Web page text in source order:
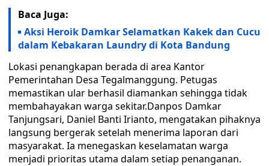
Baca Juga:
Aksi Heroik Damkar Selamatkan Kakek dan Cucu
dalam Kebakaran Laundry di Kota Bandung
Lokasi penangkapan berada di area Kantor
Pemerintahan Desa Tegalmanggung. Petugas
memastikan ular berhasil diamankan sehingga tidak
membahayakan warga sekitar.Danpos Damkar
Tanjungsari, Daniel Banti Irianto, mengatakan pihaknya
langsung bergerak setelah menerima laporan dari
masyarakat. Ia menegaskan keselamatan warga
menjadi prioritas utama dalam setiap penanganan.